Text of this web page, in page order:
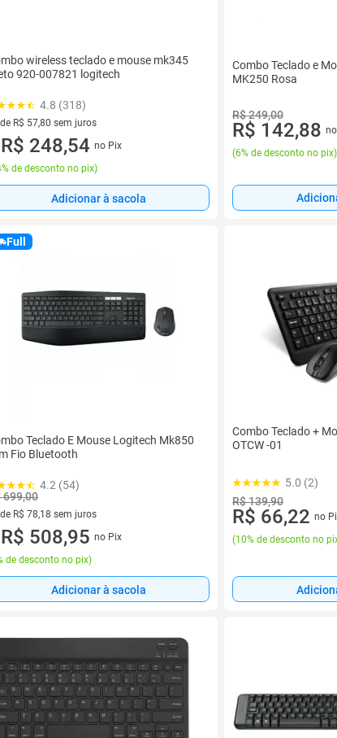
wireless teclado e mouse mk345
920-007821 logitech
4.8 (318)
R$ 57,80 sem juros
de R$ 57,80 sem juros
R$ 248,54 no Pix
de desconto no pix)
Adicionar à sacola
Combo Teclado e
MK250 Rosa
R$ 249,00
R$ 142,88
(6% de desconto no pix)
Full
Teclado E Mouse Logitech Mk850
Fio Bluetooth
4.2 (54)
699,00
R$ 78,18 sem juros
de R$ 78,18 sem juros
R$ 508,95 no Pix
de desconto no pix)
Adicionar à sacola
Combo Teclado +
OTCW -01
5.0 (2)
R$ 139,90
R$ 66,22 no
(10% de desconto no